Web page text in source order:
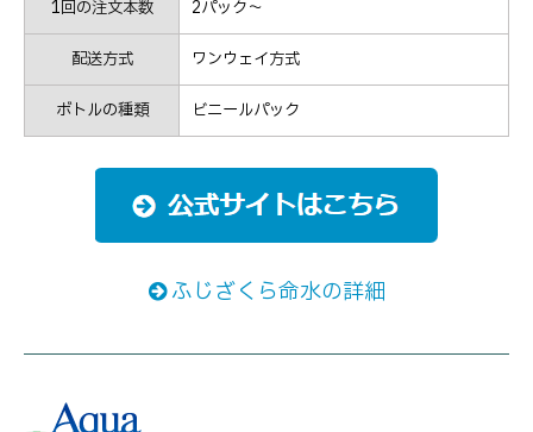
1回の注文本数 2パック～
配送方式 ワンウェイ方式
ボトルの種類 ビニールパック
ふじざくら命水の詳細